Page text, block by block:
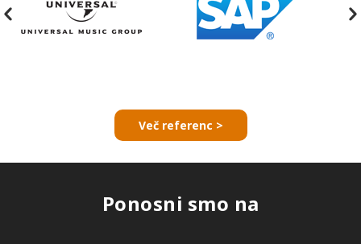
Več referenc >
Ponosni smo na